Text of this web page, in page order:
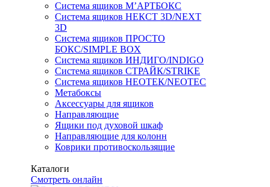
Система ящиков М’АРТБОКС
Система ящиков НЕКСТ 3D/NEXT
3D
Система ящиков ПРОСТО
БОКС/SIMPLE BOX
Система ящиков ИНДИГО/INDIGO
Система ящиков СТРАЙК/STRIKE
Система ящиков НЕОТЕК/NEOTEC
Метабоксы
Аксессуары для ящиков
Направляющие
Ящики под духовой шкаф
Направляющие для колонн
Коврики противоскользящие
Каталоги
Смотреть онлайн